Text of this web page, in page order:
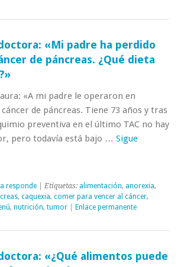
«Mi padre ha perdido
de páncreas. ¿Qué dieta
«A mi padre le operaron en
de páncreas. Tiene 73 años y tras
preventiva en el último TAC no hay
pero todavía está bajo … Sigue
responde | Etiquetas: alimentación, anorexia,
, caquexia, comer para vencer al cáncer,
, nutrición, tumor Enlace permanente
«¿Qué alimentos puede